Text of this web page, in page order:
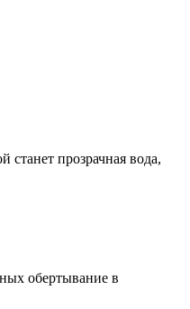
прозрачная вода,
обертывание в